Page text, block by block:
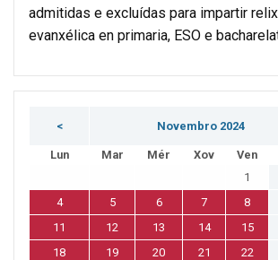
admitidas e excluídas para impartir
evanxélica en primaria, ESO e
< Novembro 2024
Lun Mar Mér Xov Ven
1
4
5 6 7 8
11
12 13 14 15
18
19 20 21 22